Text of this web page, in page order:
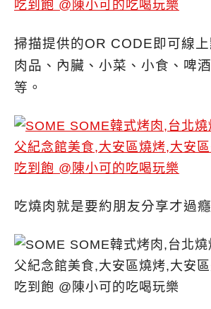
掃描提供的OR CODE即可線
肉品、內臟、小菜、小食、啤
等。
吃燒肉就是要約朋友分享才過癮